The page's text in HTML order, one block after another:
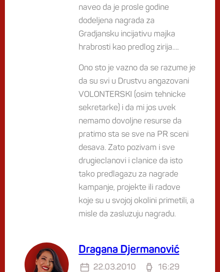
naveo da je prosle godine
dodeljena nagrada za
Gradjansku incijativu majka
hrabrosti kao predlog zirija….
Ono sto je vazno da se razume je
da su svi u Drustvu angazovani
VOLONTERSKI (osim tehnicke
sekretarke) i da mi jos uvek
nemamo dovoljne resurse da
pratimo sta se sve na PR sceni
desava. Zato pozivam i sve
drugieclanovi i clanice da isto
tako predlagazu za nagrade
kampanje, projekte ili radove
koje su u svojoj okolini primetili, a
misle da zasluzuju nagradu.
Dragana Djermanović
22.03.2010 16:29